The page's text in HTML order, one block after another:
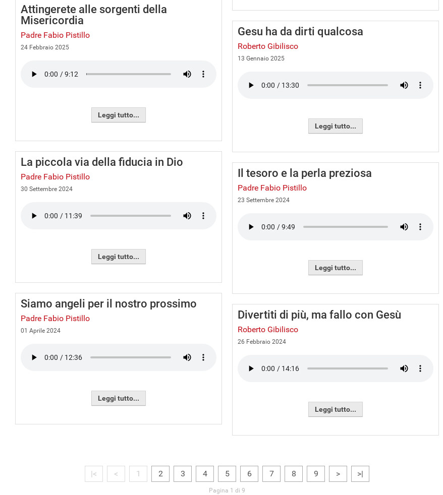
Attingerete alle sorgenti della
Misericordia
Padre Fabio Pistillo
24 Febbraio 2025
Leggi tutto...
La piccola via della fiducia in Dio
Padre Fabio Pistillo
30 Settembre 2024
Leggi tutto...
Siamo angeli per il nostro prossimo
Padre Fabio Pistillo
01 Aprile 2024
Leggi tutto...
Gesu ha da dirti qualcosa
Roberto Gibilisco
13 Gennaio 2025
Leggi tutto...
Il tesoro e la perla preziosa
Padre Fabio Pistillo
23 Settembre 2024
Leggi tutto...
Divertiti di più, ma fallo con Gesù
Roberto Gibilisco
26 Febbraio 2024
Leggi tutto...
|< < 1 2 3 4 5 6 7 8 9 > >|
Pagina 1 di 9